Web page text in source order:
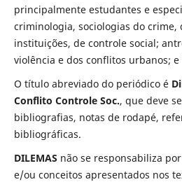
principalmente estudantes e
criminologia, sociologias do crime,
instituições, de controle social;
violência e dos conflitos urbanos; e
O título abreviado do periódico é
Conflito Controle Soc., que deve
bibliografias, notas de rodapé,
bibliográficas.
DILEMAS não se responsabiliza
e/ou conceitos apresentados nos